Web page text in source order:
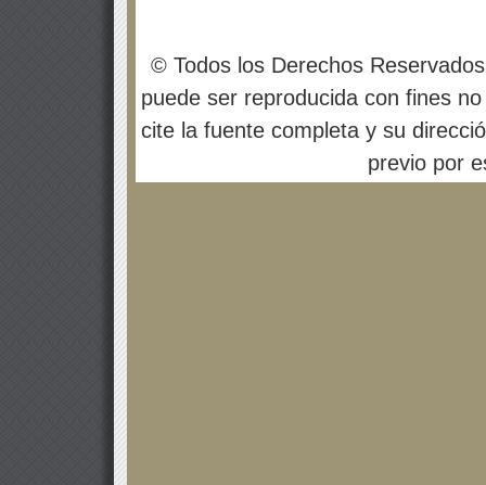
© Todos los Derechos
puede ser reproducida con fines
cite la fuente completa y su
previo por